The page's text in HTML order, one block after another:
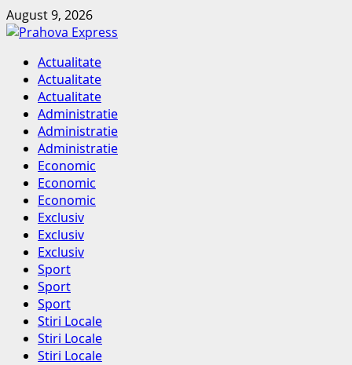
Skip
to
August 9, 2026
Primary
Menu
Actualitate
Actualitate
Actualitate
Administratie
Administratie
Administratie
Economic
Economic
Economic
Exclusiv
Exclusiv
Exclusiv
Sport
Sport
Sport
Stiri Locale
Stiri Locale
Stiri Locale